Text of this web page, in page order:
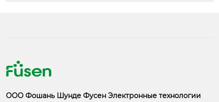
ООО Фошань Шунде Фусен Электронные технологии